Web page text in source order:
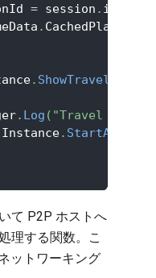
= session . id
.
.
. Log ( "Travel to
Instance.
て P2P ホストへ
理する関数。こ
ットワーキング